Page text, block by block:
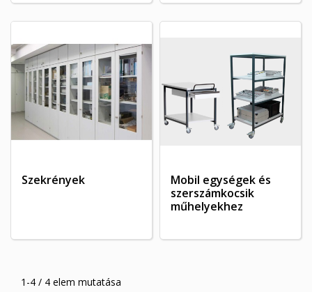
Szekrények
Mobil egységek és
szerszámkocsik
műhelyekhez
1-4 / 4 elem mutatása